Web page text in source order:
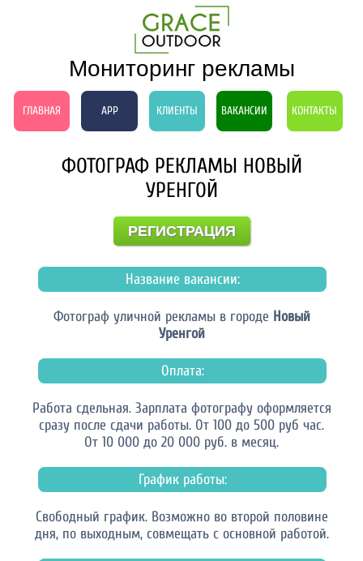
Мониторинг рекламы
ГЛАВНАЯ APP КЛИЕНТЫ ВАКАНСИИ КОНТАКТЫ
ФОТОГРАФ РЕКЛАМЫ НОВЫЙ
УРЕНГОЙ
РЕГИСТРАЦИЯ
Название вакансии:
Фотограф уличной рекламы в городе Новый
Уренгой
Оплата:
Работа сдельная. Зарплата фотографу оформляется
сразу после сдачи работы. От 100 до 500 руб час.
От 10 000 до 20 000 руб. в месяц.
График работы:
Свободный график. Возможно во второй половине
дня, по выходным, совмещать с основной работой.